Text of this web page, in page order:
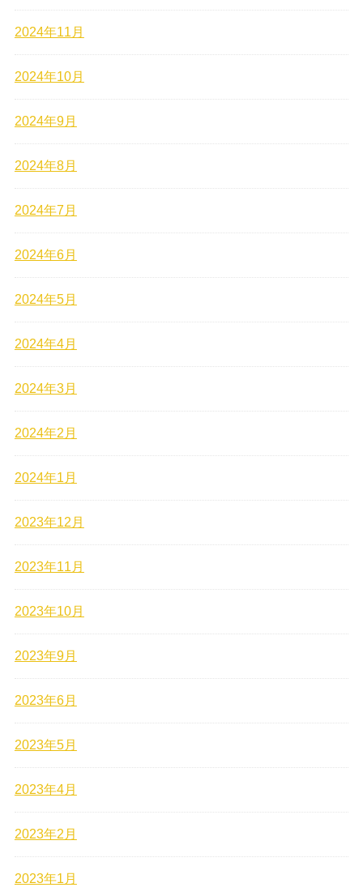
2024年11月
2024年10月
2024年9月
2024年8月
2024年7月
2024年6月
2024年5月
2024年4月
2024年3月
2024年2月
2024年1月
2023年12月
2023年11月
2023年10月
2023年9月
2023年6月
2023年5月
2023年4月
2023年2月
2023年1月